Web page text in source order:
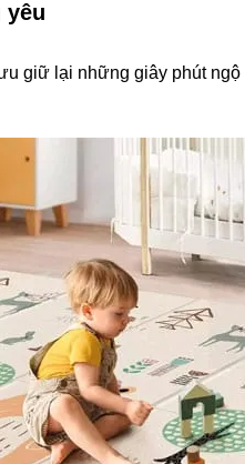
yêu
giữ lại những giây phút